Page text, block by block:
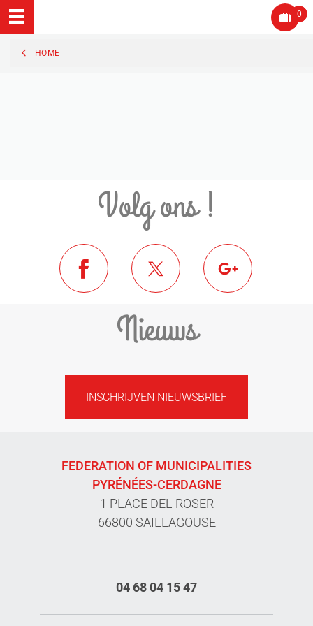
0
HOME
Volg ons !
Nieuws
INSCHRIJVEN NIEUWSBRIEF
FEDERATION OF MUNICIPALITIES
PYRÉNÉES-CERDAGNE
1 PLACE DEL ROSER
66800 SAILLAGOUSE
04 68 04 15 47